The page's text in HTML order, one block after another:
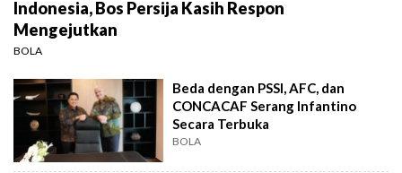
Indonesia, Bos Persija Kasih Respon
Mengejutkan
BOLA
Beda dengan PSSI, AFC, dan
CONCACAF Serang Infantino
Secara Terbuka
BOLA